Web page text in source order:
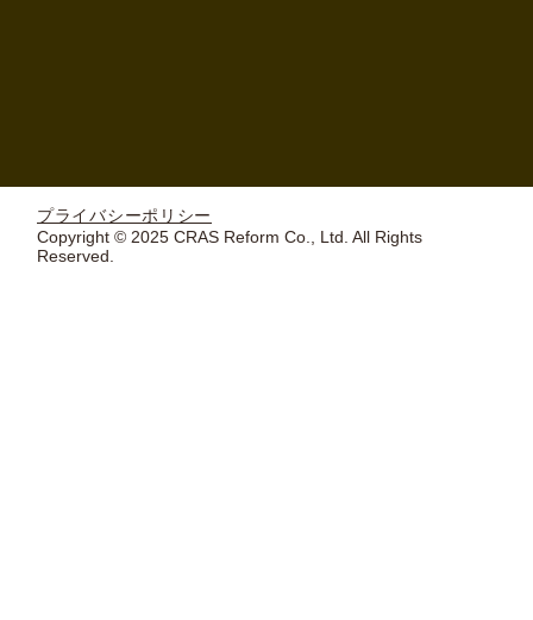
プライバシーポリシー
Copyright © 2025 CRAS Reform Co., Ltd. All Rights
Reserved.